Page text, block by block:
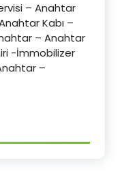
– Anahtar
Kabı –
– Anahtar
-İmmobilizer
–